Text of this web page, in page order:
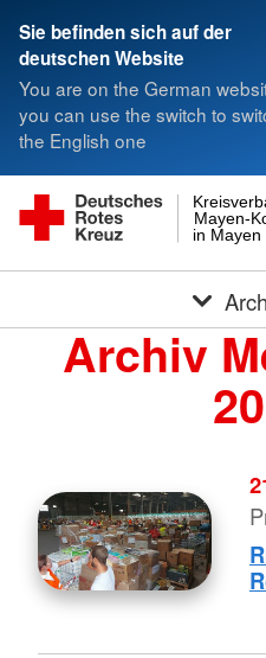
Sie befinden sich auf der
deutschen Website
You are on the German
you can use the switch to
the English one
in Mayen
Mayen-
Archiv